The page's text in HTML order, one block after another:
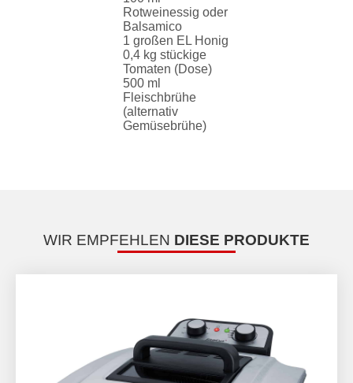
Rotweinessig oder
Balsamico
1 großen EL Honig
0,4 kg stückige
Tomaten (Dose)
500 ml
Fleischbrühe
(alternativ
Gemüsebrühe)
WIR EMPFEHLEN DIESE PRODUKTE